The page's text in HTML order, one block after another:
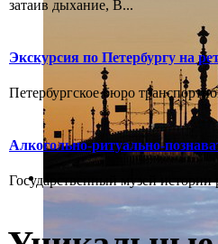
затаив дыхание, В...
Экскурсия по Петербургу на
Петербургское бюро
Алкогольно-ритуально-
Государственный музей